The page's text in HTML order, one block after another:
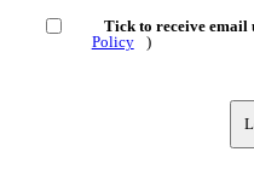
Tick to receive email
Policy
)